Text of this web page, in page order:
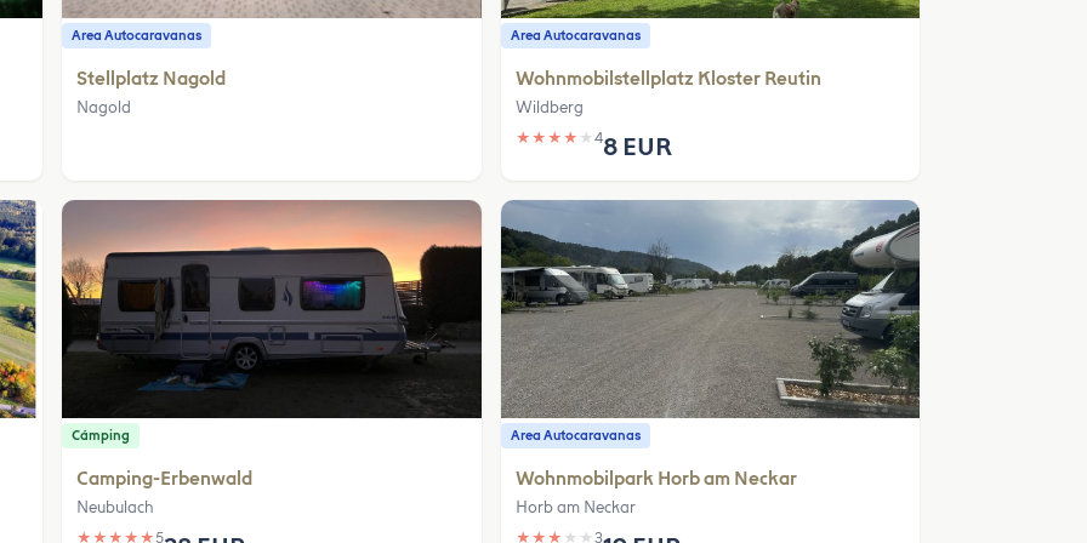
Area Autocaravanas
Stellplatz Nagold
Nagold
Area Autocaravanas
Wohnmobilstellplatz Kloster Reutin
Wildberg
★ ★ ★ ★ ★ 48 EUR
Cámping
Camping-Erbenwald
Neubulach
★ ★ ★ ★ ★5
Area Autocaravanas
Wohnmobilpark Horb am Neckar
Horb am Neckar
★ ★ ★ ★ ★ 3